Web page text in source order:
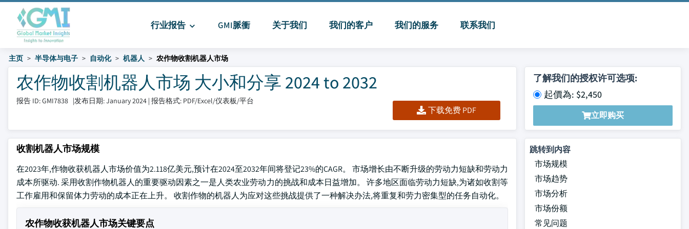
行业报告 GMI脈衝 关于我们 我们的客户 我们的服务 联系我们
主页 半导体与电子 自动化 机器人 农作物收割机器人市场
农作物收割机器人市场 大小和分享 2024 to 2032
报告 ID: GMI7838 |发布日期: January 2024 | 报告格式: PDF/Excel/仪表板/平台
下载免费 PDF
了解我们的授权许可选项:
起價為: $2,450
立即购买
收割机器人市场规模
在2023年,作物收获机器人市场价值为2.118亿美元,预计在2024至2032年间将登记23%的CAGR。 市场增长由不断升级的劳动力短缺和劳动力
成本所驱动. 采用收割作物机器人的重要驱动因素之一是人类农业劳动力的挑战和成本日益增加。 许多地区面临劳动力短缺,为诸如收割等
工作雇用和保留体力劳动的成本正在上升。 收割作物的机器人为应对这些挑战提供了一种解决办法,将重复和劳力密集型的任务自动化。
农作物收获机器人市场关键要点
跳转到内容
市场规模
市场趋势
市场分析
市场份额
常见问题